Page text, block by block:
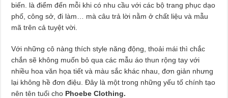
biến. là điểm đến mỗi khi có nhu cầu với các bộ trang phục dạo
phố, công sở, đi làm… mà câu trả lời nằm ở chất liệu và mẫu
mã trên cả tuyệt vời.
Với những cô nàng thích style năng động, thoải mái thì chắc
chắn sẽ không muốn bỏ qua các mẫu áo thun rộng tay với
nhiều hoa văn họa tiết và màu sắc khác nhau, đơn giản nhưng
lại không hề đơn điệu. Đây là một trong những yếu tố chính tạo
nên tên tuổi cho Phoebe Clothing.